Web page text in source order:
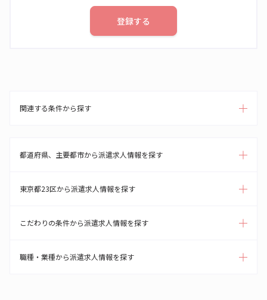
登録する
関連する条件から探す
都道府県、主要都市から派遣求人情報を探す
東京都23区から派遣求人情報を探す
こだわりの条件から派遣求人情報を探す
職種・業種から派遣求人情報を探す